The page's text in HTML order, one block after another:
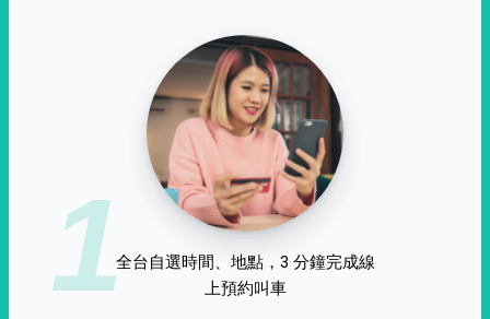
1全台自選時間、地點，3 分鐘完成線
上預約叫車